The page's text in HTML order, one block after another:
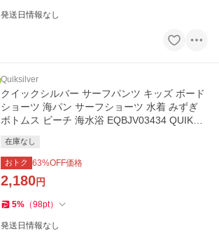
発送日情報なし
Quiksilver
クイックシルバー サーフパンツ キッズ ボード
ショーツ 海パン サーフショーツ 水着 みずぎ
ボトムス ビーチ 海水浴 EQBJV03434 QUIKSIL
在庫なし
おトク 63%OFF価格
2,180円
5% （98pt）
発送日情報なし